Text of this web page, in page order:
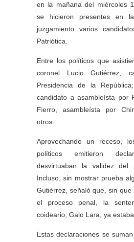
en la mañana del miércoles
se hicieron presentes en
juzgamiento varios
Patriótica.
Entre los políticos que
coronel Lucio Gutiérrez,
Presidencia de la
candidato a asambleísta por
Fierro, asambleísta por
otros.
Aprovechando un receso,
políticos emitieron
desvirtuaban la validez del
Incluso, sin mostrar prueba
Gutiérrez, señaló que, sin que
el proceso penal, la
coideario, Galo Lara, ya
Estas declaraciones se